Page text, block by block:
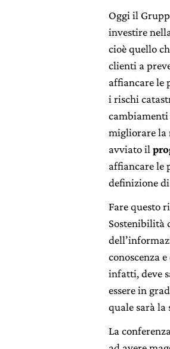
Oggi il
investire
cioè quello
clienti a
affiancare le
i rischi
cambiamenti
migliorare la
avviato il
affiancare le
definizione
Fare questo
Sostenibilità
conoscenza
infatti, deve
essere in
quale sarà la
La